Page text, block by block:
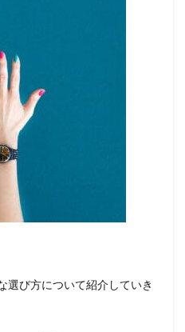
選び方について紹介していき